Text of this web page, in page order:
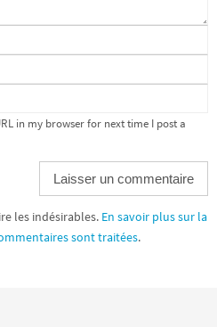
in my browser for next time I post a
les indésirables. En savoir plus sur la
sont traitées.